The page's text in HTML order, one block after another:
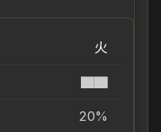
火
▇▇
20%